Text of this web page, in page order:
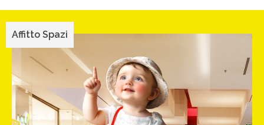
Affitto Spazi